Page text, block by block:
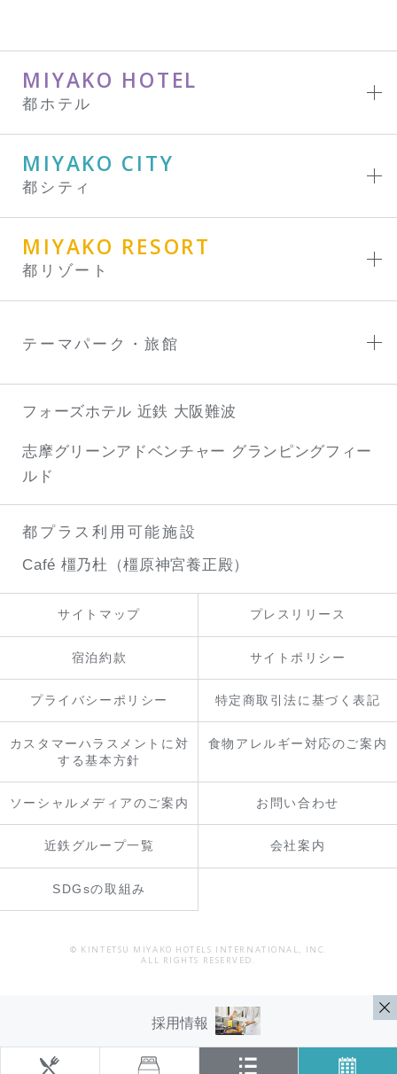
MIYAKO HOTEL
都ホテル
MIYAKO CITY
都シティ
MIYAKO RESORT
都リゾート
テーマパーク・旅館
フォーズホテル 近鉄 大阪難波
志摩グリーンアドベンチャー グランピングフィー
ルド
都プラス利用可能施設
Café 橿乃杜（橿原神宮養正殿）
サイトマップ プレスリリース
宿泊約款 サイトポリシー
プライバシーポリシー 特定商取引法に基づく表記
カスタマーハラスメントに対
する基本方針
食物アレルギー対応のご案内
ソーシャルメディアのご案内 お問い合わせ
近鉄グループ一覧 会社案内
SDGsの取組み
© KINTETSU MIYAKO HOTELS INTERNATIONAL, INC.
ALL RIGHTS RESERVED.
採用情報